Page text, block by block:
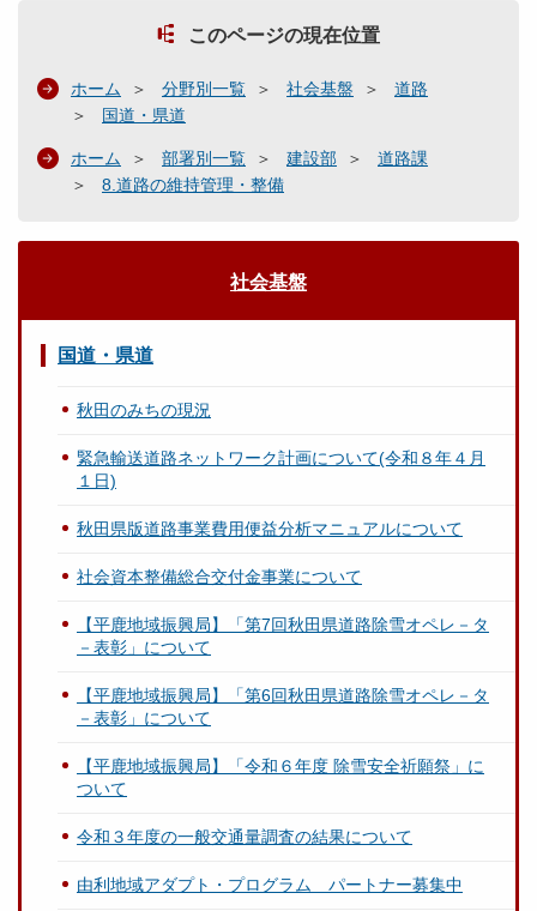
このページの現在位置
ホーム 分野別一覧 社会基盤
道路
国道・県道
ホーム 部署別一覧 建設部
道路課
8.道路の維持管理・整備
社会基盤
国道・県道
秋田のみちの現況
緊急輸送道路ネットワーク計画について(令和８年４月
１日)
秋田県版道路事業費用便益分析マニュアルについて
社会資本整備総合交付金事業について
【平鹿地域振興局】「第7回秋田県道路除雪オペレ－タ
－表彰」について
【平鹿地域振興局】「第6回秋田県道路除雪オペレ－タ
－表彰」について
【平鹿地域振興局】「令和６年度 除雪安全祈願祭」に
ついて
令和３年度の一般交通量調査の結果について
由利地域アダプト・プログラム パートナー募集中